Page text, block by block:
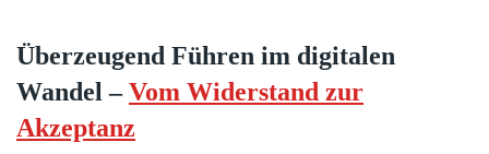
Überzeugend Führen im digitalen
Wandel –Vom Widerstand zur
Akzeptanz